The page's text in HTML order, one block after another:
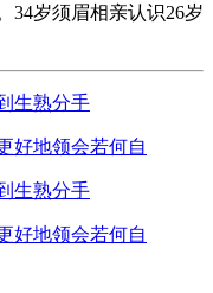
34岁须眉相亲认识26岁
生熟分手
好地领会若何自
生熟分手
好地领会若何自